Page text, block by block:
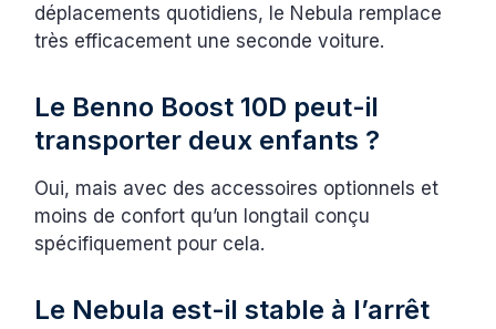
déplacements quotidiens, le Nebula remplace
très efficacement une seconde voiture.
Le Benno Boost 10D peut-il
transporter deux enfants ?
Oui, mais avec des accessoires optionnels et
moins de confort qu’un longtail conçu
spécifiquement pour cela.
Le Nebula est-il stable à l’arrêt